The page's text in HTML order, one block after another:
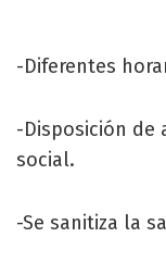
-Diferentes
-Disposición de
social.
-Se sanitiza la